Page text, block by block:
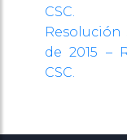
CSC.
Resolución
de 2015 –
CSC.